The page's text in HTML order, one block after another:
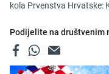
kola Prvenstva Hrvatske:
Podijelite na društvenim